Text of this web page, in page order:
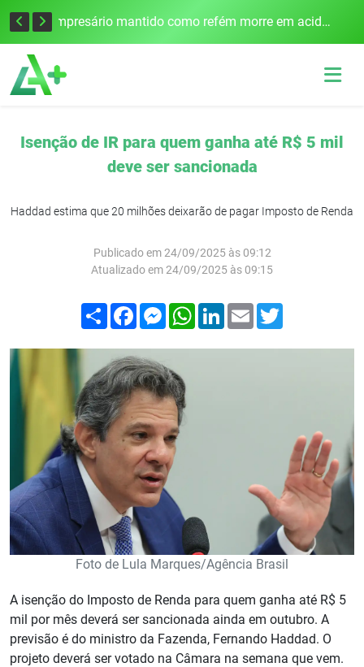
Edital para construção de ponte entre Itapiranga e Barra do Guarita deve ser lançado no segundo semestre Empresário mantido como refém morre em acidente após assalto em Cerro Largo
Isenção de IR para quem ganha até R$ 5 mil
deve ser sancionada
Haddad estima que 20 milhões deixarão de pagar Imposto de Renda
Publicado em 24/09/2025 às 09:12
Atualizado em 24/09/2025 às 09:15
Compartilhar
FacebookMessenger
WhatsApp
LinkedIn
Email
Foto de Lula Marques/Agência Brasil
A isenção do Imposto de Renda para quem ganha até R$ 5
mil por mês deverá ser sancionada ainda em outubro. A
previsão é do ministro da Fazenda, Fernando Haddad. O
projeto deverá ser votado na Câmara na semana que vem.